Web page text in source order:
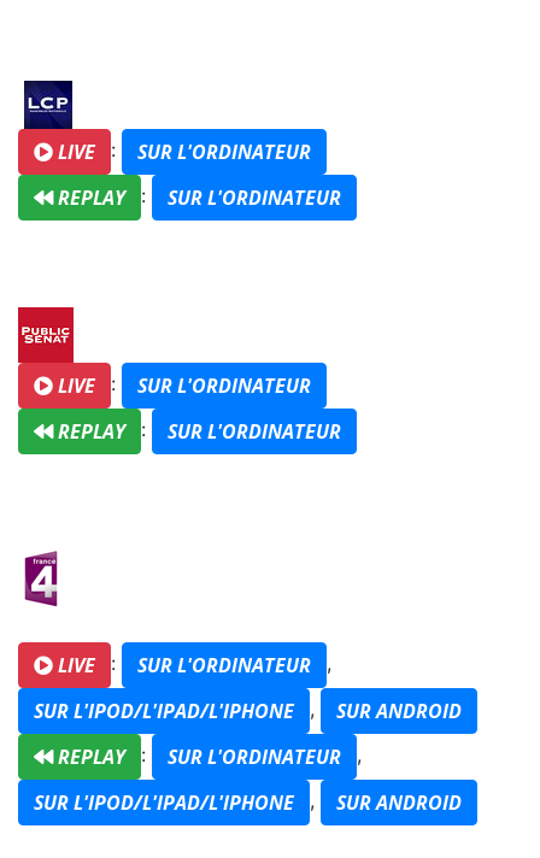
LIVE :
SUR L'ORDINATEUR
REPLAY
: SUR L'ORDINATEUR
LIVE :
SUR L'ORDINATEUR
REPLAY
: SUR L'ORDINATEUR
LIVE : SUR L'ORDINATEUR ,
SUR L'IPOD/L'IPAD/L'IPHONE ,
SUR ANDROID
REPLAY
: SUR L'ORDINATEUR ,
SUR L'IPOD/L'IPAD/L'IPHONE , SUR ANDROID